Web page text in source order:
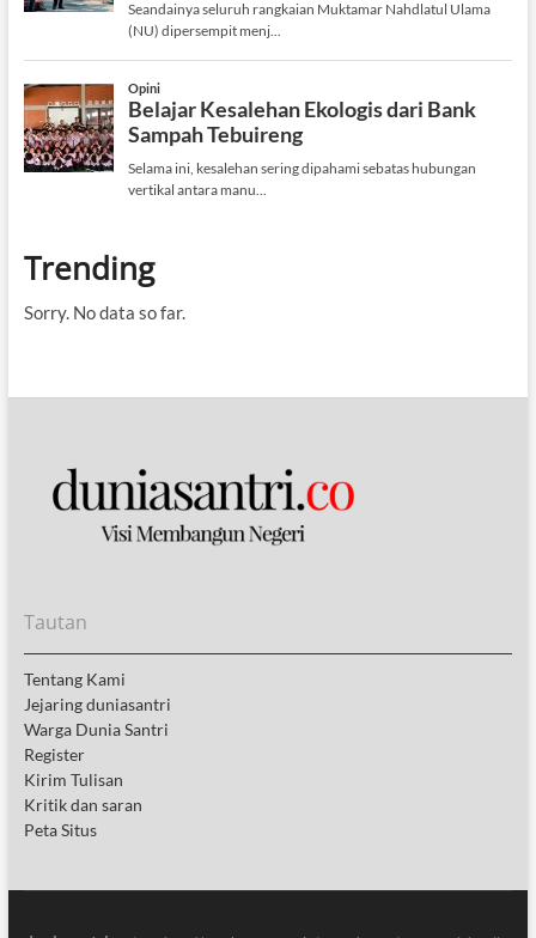
Trending
Sorry. No data so far.
Tautan
Tentang Kami
Jejaring duniasantri
Warga Dunia Santri
Register
Kirim Tulisan
Kritik dan saran
Peta Situs